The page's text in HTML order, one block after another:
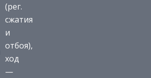
(рег.
сжатия
и
отбоя),
ход
—